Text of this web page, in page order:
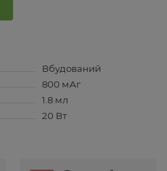
Вбудований
800 мАг
1.8 мл
20 Вт